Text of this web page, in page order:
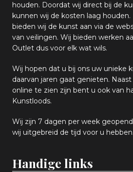
houden. Doordat wij direct bij de
kunnen wij de kosten laag
bieden wij de kunst aan via de
van veilingen. Wij bieden werken
Outlet dus voor elk wat wils.
Wij hopen dat u bij ons uw unieke
daarvan jaren gaat genieten.
online te zien zijn bent u ook van
Kunstloods.
Wij zijn 7 dagen per week
wij uitgebreid de tijd voor u hebben.
Handige links